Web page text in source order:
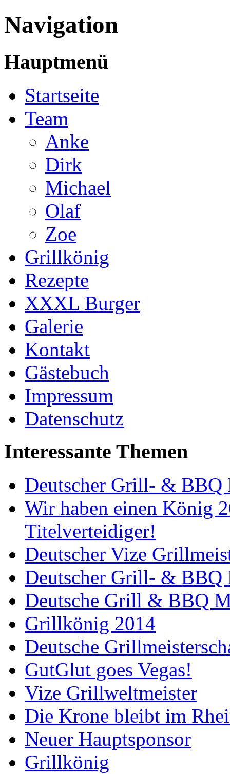
Navigation
Hauptmenü
Startseite
Team
Anke
Dirk
Michael
Olaf
Zoe
Grillkönig
Rezepte
XXXL Burger
Galerie
Kontakt
Gästebuch
Impressum
Datenschutz
Interessante Themen
Deutscher Grill- & BBQ
Wir haben einen König
Titelverteidiger!
Deutscher Vize
Deutscher Grill- & BBQ
Deutsche Grill & BBQ
Grillkönig 2014
Deutsche
GutGlut goes Vegas!
Vize Grillweltmeister
Die Krone bleibt im
Neuer Hauptsponsor
Grillkönig